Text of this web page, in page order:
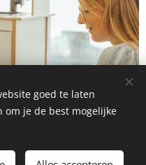
goed te laten
je de best mogelijke